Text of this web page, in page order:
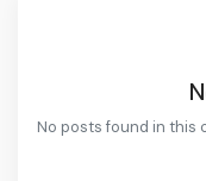
No posts found in this